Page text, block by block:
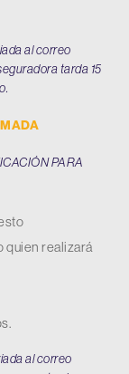
al correo
tarda 15
PARA
quien realizará
al correo